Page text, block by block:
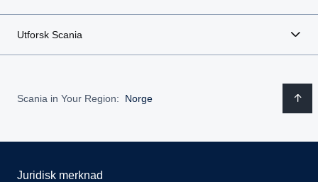
Utforsk Scania
Scania in Your Region: Norge
Juridisk merknad